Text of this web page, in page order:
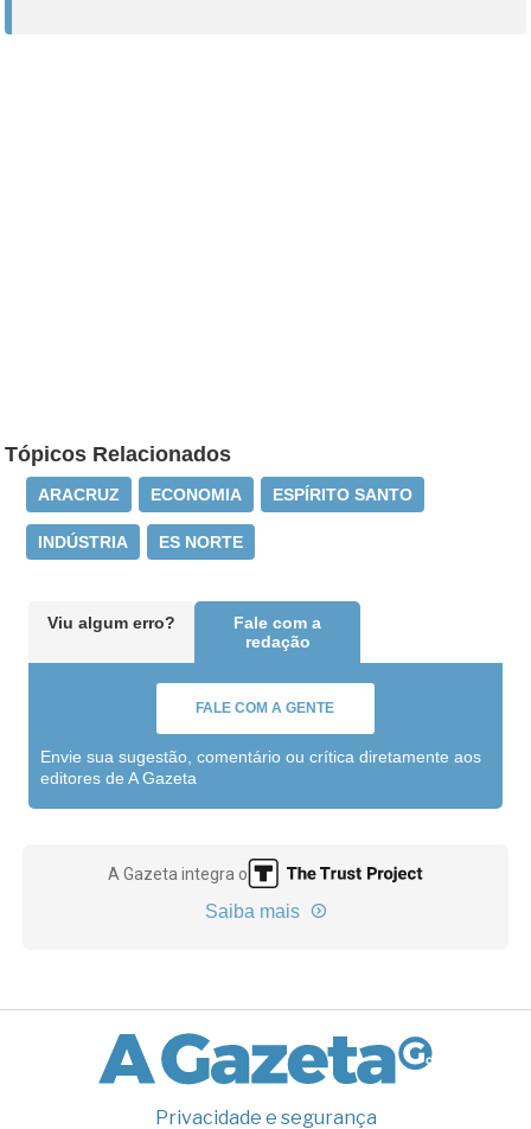
Tópicos Relacionados
ARACRUZ ECONOMIA ESPÍRITO SANTO
INDÚSTRIA ES NORTE
Viu algum erro?
Fale com a
redação
FALE COM A GENTE
Envie sua sugestão, comentário ou crítica diretamente aos
editores de A Gazeta
A Gazeta integra o
Saiba mais
Privacidade e segurança